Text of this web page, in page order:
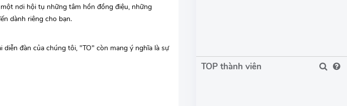
nơi hội tụ những tâm hồn đồng điệu, những
dành riêng cho bạn.
đàn của chúng tôi, "TO" còn mang ý nghĩa là sự
TOP thành viên